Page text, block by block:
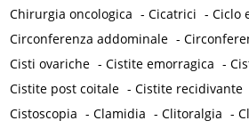
Chirurgia oncologica -Cicatrici -Ciclo
Circonferenza addominale -
Cisti ovariche -Cistite emorragica -
Cistite post coitale -Cistite recidivante
Cistoscopia -Clamidia -Clitoralgia -